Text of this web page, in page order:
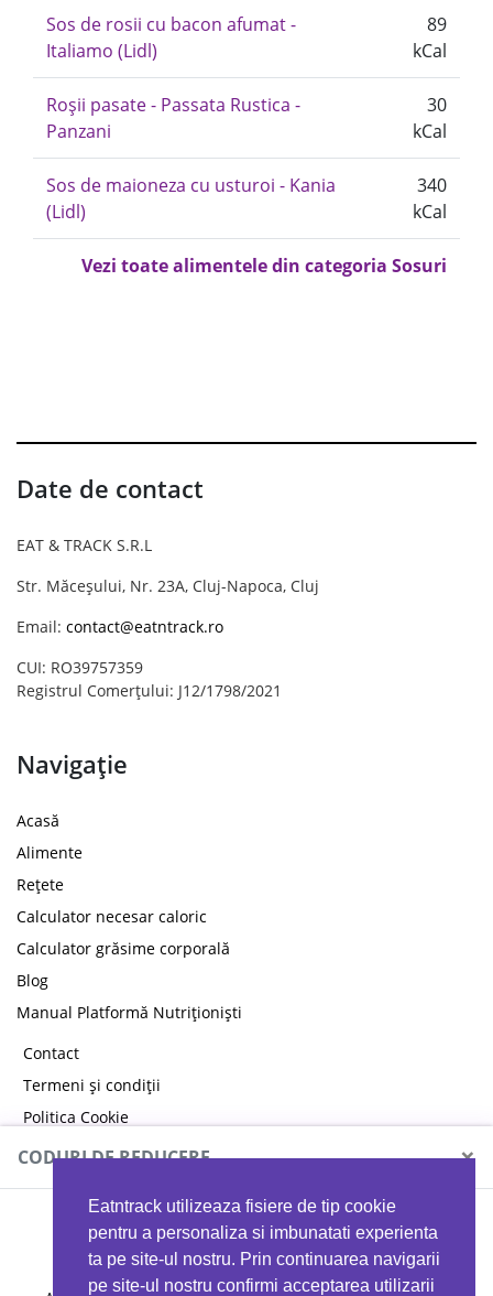
Eatntrack utilizeaza fisiere de tip cookie
pentru a personaliza si imbunatati experienta
ta pe site-ul nostru. Prin continuarea navigarii
pe site-ul nostru confirmi acceptarea utilizarii
Sos de rosii cu bacon afumat -
Italiamo (Lidl)
89
kCal
Roșii pasate - Passata Rustica -
Panzani
30
kCal
Sos de maioneza cu usturoi - Kania
(Lidl)
340
kCal
Vezi toate alimentele din categoria Sosuri
Date de contact
EAT & TRACK S.R.L
Str. Măceșului, Nr. 23A, Cluj-Napoca, Cluj
Email: contact@eatntrack.ro
CUI: RO39757359
Registrul Comerțului: J12/1798/2021
Navigație
Acasă
Alimente
Rețete
Calculator necesar caloric
Calculator grăsime corporală
Blog
Manual Platformă Nutriționiști
Contact
Termeni și condiții
Politica Cookie
Politica de confidențialitate
CODURI DE REDUCERE ×
MYPROTEIN